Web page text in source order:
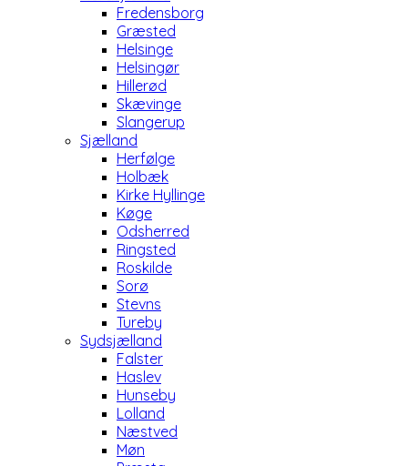
Fredensborg
Græsted
Helsinge
Helsingør
Hillerød
Skævinge
Slangerup
Sjælland
Herfølge
Holbæk
Kirke Hyllinge
Køge
Odsherred
Ringsted
Roskilde
Sorø
Stevns
Tureby
Sydsjælland
Falster
Haslev
Hunseby
Lolland
Næstved
Møn